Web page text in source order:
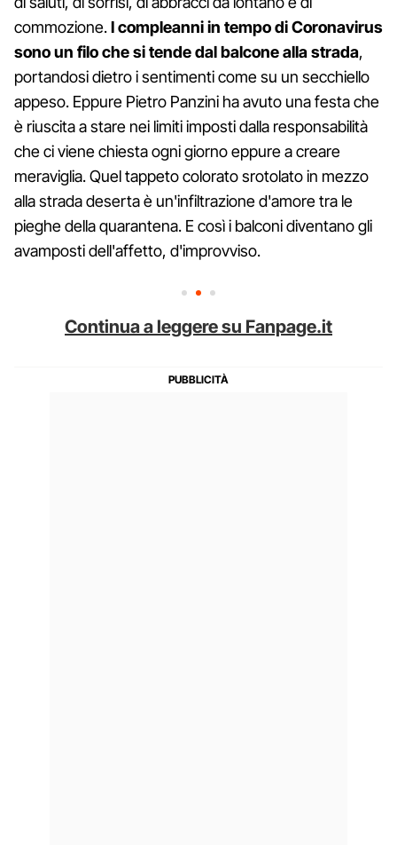
commozione.I compleanni in tempo di Coronavirus
sono un filo che si tende dal balcone alla strada,
portandosi dietro i sentimenti come su un secchiello
appeso. Eppure Pietro Panzini ha avuto una festa che
è riuscita a stare nei limiti imposti dalla responsabilità
che ci viene chiesta ogni giorno eppure a creare
meraviglia. Quel tappeto colorato srotolato in mezzo
alla strada deserta è un'infiltrazione d'amore tra le
pieghe della quarantena. E così i balconi diventano gli
avamposti dell'affetto, d'improvviso.
Continua a leggere su Fanpage.it